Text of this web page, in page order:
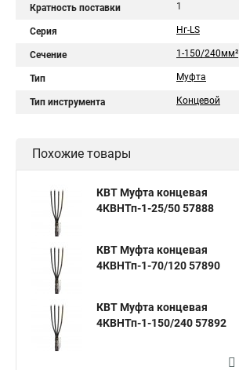
Кратность поставки 1
Серия Нг-LS
Сечение 1-150/240мм²
Тип Муфта
Тип инструмента Концевой
Похожие товары
КВТ Муфта концевая
4КВНТп-1-25/50 57888
КВТ Муфта концевая
4КВНТп-1-70/120 57890
КВТ Муфта концевая
4КВНТп-1-150/240 57892